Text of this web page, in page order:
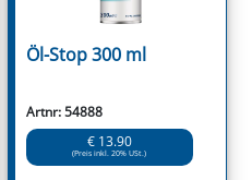
Öl-Stop 300 ml
Artnr: 54888
€ 13.90
(Preis inkl. 20% USt.)